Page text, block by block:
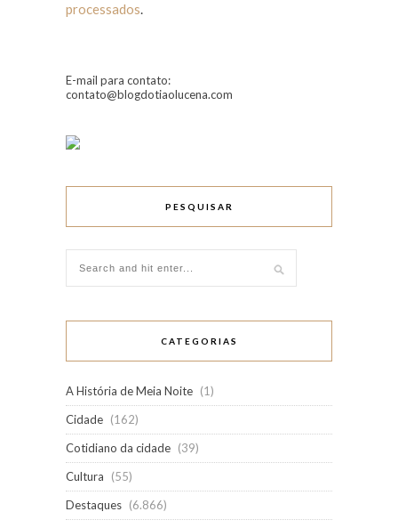
processados.
E-mail para contato:
contato@blogdotiaolucena.com
PESQUISAR
CATEGORIAS
A História de Meia Noite (1)
Cidade (162)
Cotidiano da cidade (39)
Cultura
(55)
Destaques (6.866)